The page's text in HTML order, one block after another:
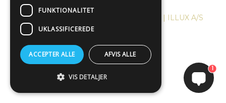
COPYRIGHT © 2024, PLAKATWERKET | ILLUX A/S
1
FUNKTIONALITET
UKLASSIFICEREDE
ACCEPTER ALLE AFVIS ALLE
VIS DETALJER